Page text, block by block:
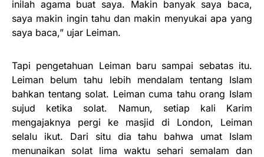
inilah agama buat saya. Makin banyak saya baca,
saya makin ingin tahu dan makin menyukai apa yang
saya baca,” ujar Leiman.
Tapi pengetahuan Leiman baru sampai sebatas itu.
Leiman belum tahu lebih mendalam tentang Islam
bahkan tentang solat. Leiman cuma tahu orang Islam
sujud ketika solat. Namun, setiap kali Karim
mengajaknya pergi ke masjid di London, Leiman
selalu ikut. Dari situ dia tahu bahwa umat Islam
menunaikan solat lima waktu sehari semalam dan